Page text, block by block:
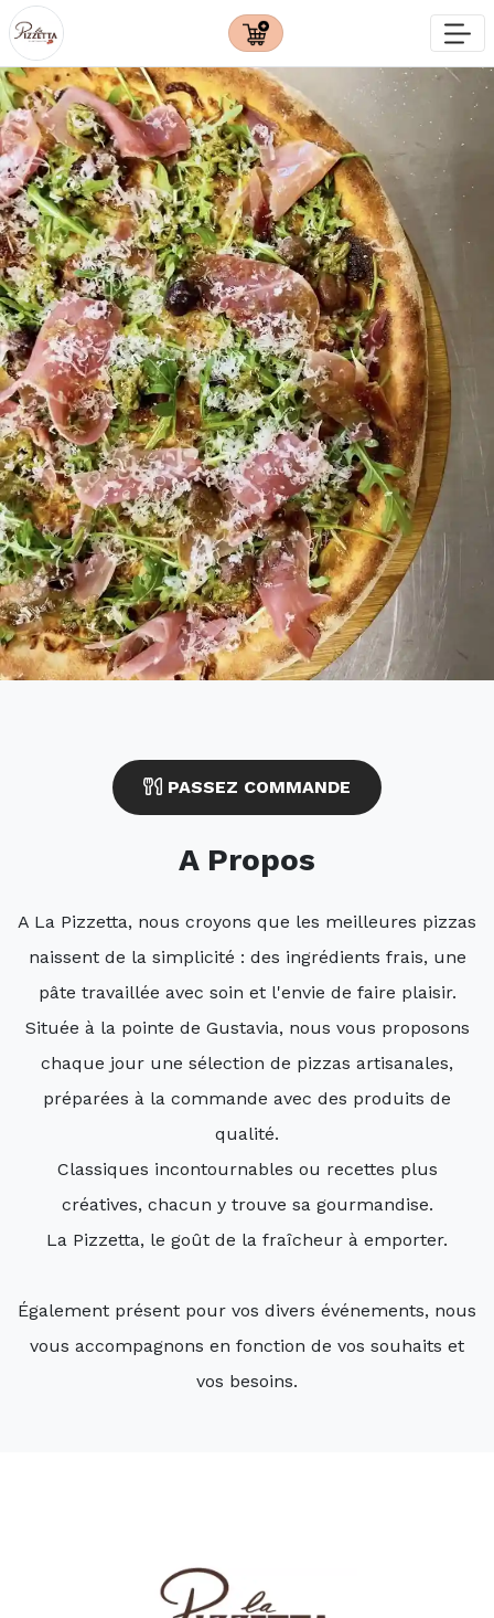
PASSEZ COMMANDE
A Propos
A La Pizzetta, nous croyons que les meilleures pizzas
naissent de la simplicité : des ingrédients frais, une
pâte travaillée avec soin et l'envie de faire plaisir.
Située à la pointe de Gustavia, nous vous proposons
chaque jour une sélection de pizzas artisanales,
préparées à la commande avec des produits de
qualité.
Classiques incontournables ou recettes plus
créatives, chacun y trouve sa gourmandise.
La Pizzetta, le goût de la fraîcheur à emporter.
Également présent pour vos divers événements, nous
vous accompagnons en fonction de vos souhaits et
vos besoins.